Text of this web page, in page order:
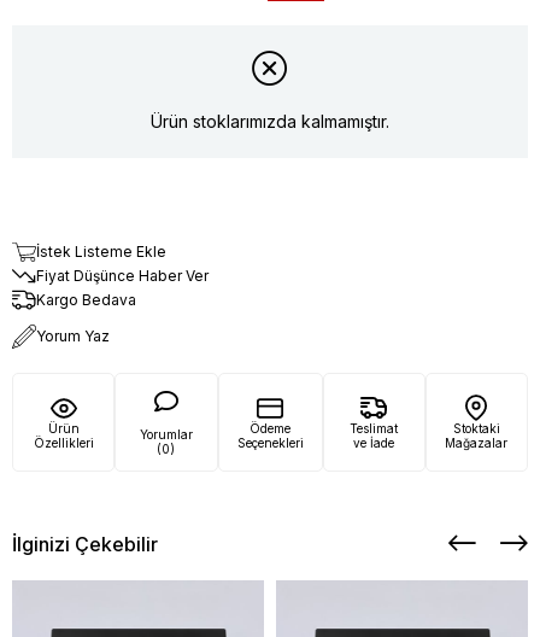
Ürün stoklarımızda kalmamıştır.
İstek Listeme Ekle
Fiyat Düşünce Haber Ver
Kargo Bedava
Yorum Yaz
Ürün
Özellikleri
Yorumlar
(0)
Ödeme
Seçenekleri
Teslimat
ve İade
Stoktaki
Mağazalar
İlginizi Çekebilir